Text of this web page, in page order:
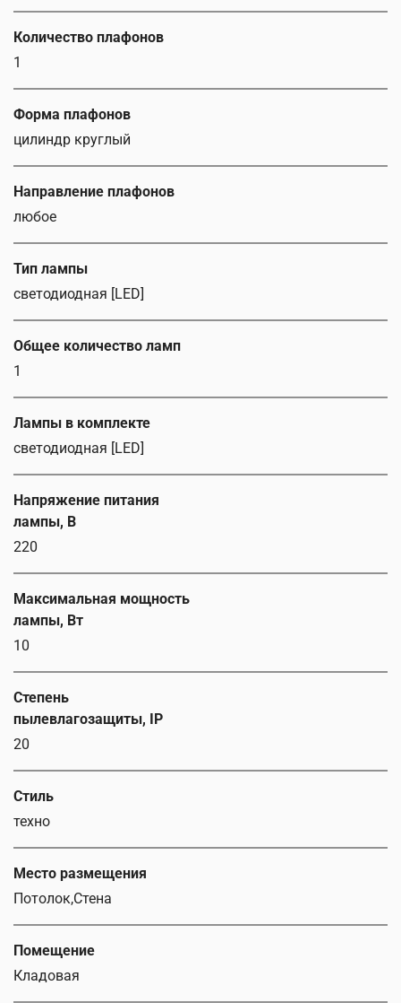
Количество плафонов
1
Форма плафонов
цилиндр круглый
Направление плафонов
любое
Тип лампы
светодиодная [LED]
Общее количество ламп
1
Лампы в комплекте
светодиодная [LED]
Напряжение питания
лампы, В
220
Максимальная мощность
лампы, Вт
10
Степень
пылевлагозащиты, IP
20
Стиль
техно
Место размещения
Потолок,Стена
Помещение
Кладовая